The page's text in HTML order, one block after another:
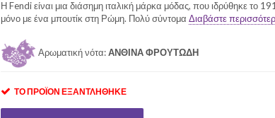
Η Fendi είναι μια διάσημη ιταλική μάρκα μόδας, που ιδρύθηκε το
μόνο με ένα μπουτίκ στη Ρώμη. Πολύ σύντομα Διαβάστε
Αρωματική νότα:ΑΝΘΙΝΑ ΦΡΟΥΤΩΔΗ
ΤΟ ΠΡΟΪΌΝ ΕΞΑΝΤΛΉΘΗΚΕ